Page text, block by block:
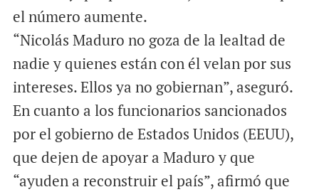
el número aumente.
“Nicolás Maduro no goza de la lealtad de
nadie y quienes están con él velan por sus
intereses. Ellos ya no gobiernan”, aseguró.
En cuanto a los funcionarios sancionados
por el gobierno de Estados Unidos (EEUU),
que dejen de apoyar a Maduro y que
“ayuden a reconstruir el país”, afirmó que